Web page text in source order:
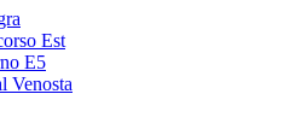
Est
E5
Venosta